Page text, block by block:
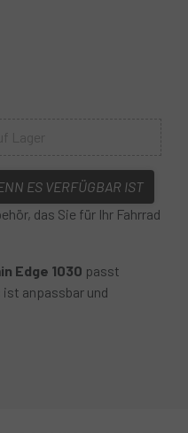
ES VERFÜGBAR IST
das Sie für Ihr Fahrrad
Edge 1030 passt
anpassbar und